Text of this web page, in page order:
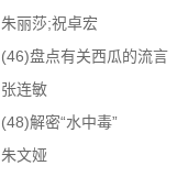
朱丽莎;祝卓宏
(46)盘点有关西瓜的流言
张连敏
(48)解密“水中毒”
朱文娅